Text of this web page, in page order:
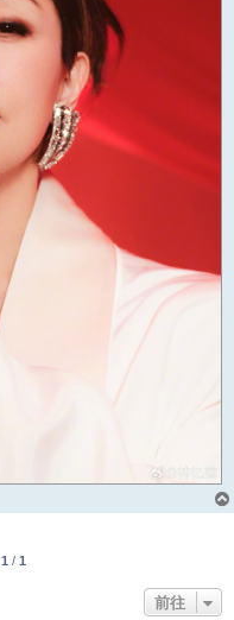
1 / 1
前往